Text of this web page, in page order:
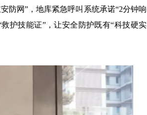
防网”，地库紧急呼叫系统承诺“2分钟响
护技能证”，让安全防护既有“科技硬实